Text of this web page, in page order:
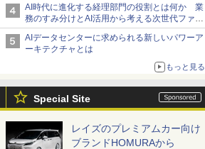
AI時代に進化する経理部門の役割とは何か 業
務のすみ分けとAI活用から考える次世代ファイ
ナンス戦略
AIデータセンターに求められる新しいパワーア
ーキテクチャとは
もっと見る
Special Site
レイズのプレミアムカー向け
ブランドHOMURAから